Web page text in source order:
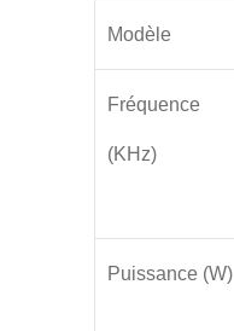
Modèle
Fréquence
(KHz)
Puissance (W)